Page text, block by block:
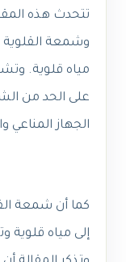
تتحدث هذه
وشمعة القلوية
مياه قلوية.
على الحد من
الجهاز
كما أن شمعة
إلى مياه قلوية